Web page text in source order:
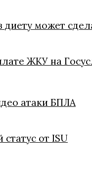
может
ЖКУ на
атаки БПЛА
от ISU